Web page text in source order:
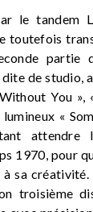
le tandem
toutefois
partie
de studio,
You »,
«
attendre
1970, pour
sa
troisième